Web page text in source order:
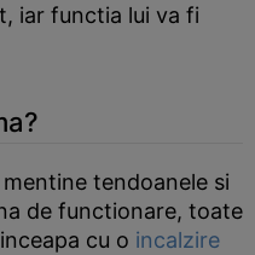
iar functia lui va fi
tendoanele si
de functionare, toate
cu o incalzire